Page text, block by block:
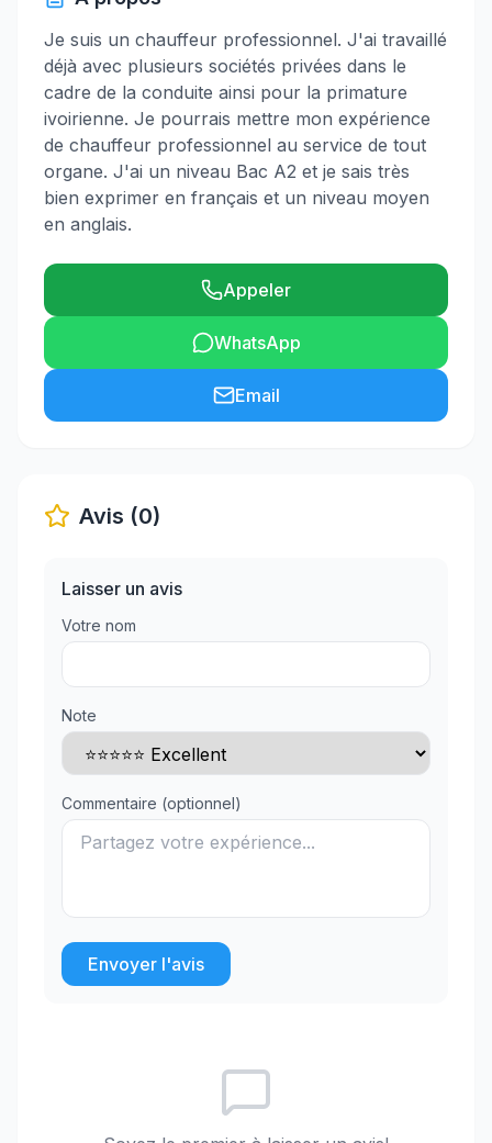
Je suis un chauffeur professionnel. J'ai travaillé
déjà avec plusieurs sociétés privées dans le
cadre de la conduite ainsi pour la primature
ivoirienne. Je pourrais mettre mon expérience
de chauffeur professionnel au service de tout
organe. J'ai un niveau Bac A2 et je sais très
bien exprimer en français et un niveau moyen
en anglais.
Appeler
WhatsApp
Email
Avis (0)
Laisser un avis
Votre nom
Note
Commentaire (optionnel)
Envoyer l'avis